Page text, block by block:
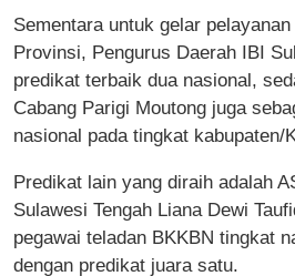
Sementara untuk gelar
Provinsi, Pengurus Daerah IBI
predikat terbaik dua nasional,
Cabang Parigi Moutong juga
nasional pada tingkat kabupaten/
Predikat lain yang diraih adalah
Sulawesi Tengah Liana Dewi
pegawai teladan BKKBN tingkat
dengan predikat juara satu.